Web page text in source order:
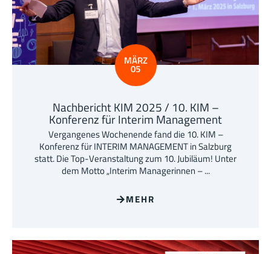
MÄRZ
05
Nachbericht KIM 2025 / 10. KIM –
Konferenz für Interim Management
Vergangenes Wochenende fand die 10. KIM –
Konferenz für INTERIM MANAGEMENT in Salzburg
statt. Die Top-Veranstaltung zum 10. Jubiläum! Unter
dem Motto „Interim Managerinnen – ...
MEHR